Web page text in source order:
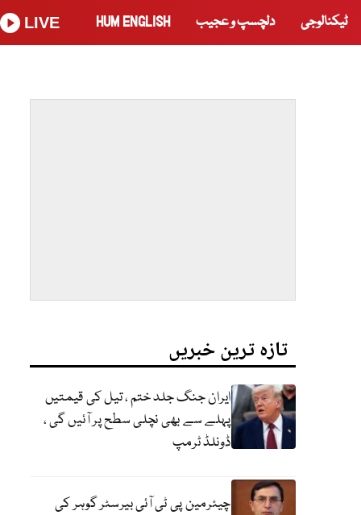
ٹیکنالوجی دلچسپ و عجیب HUM ENGLISH
LIVE
تازہ ترین خبریں
ایران جنگ جلد ختم ، تیل کی قیمتیں
پہلے سے بھی نچلی سطح پر آئیں گی ،
ڈونلڈ ٹرمپ
چیئرمین پی ٹی آئی بیرسٹر گوہر کی